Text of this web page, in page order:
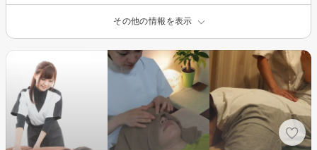
その他の情報を表示